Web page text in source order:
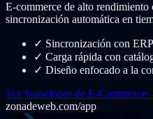
E-commerce de alto rendimiento
sincronización automática en
✓ Sincronización con ERP
✓ Carga rápida con
✓ Diseño enfocado a la
Ver Soluciones de E-Commerce
zonadeweb.com/app